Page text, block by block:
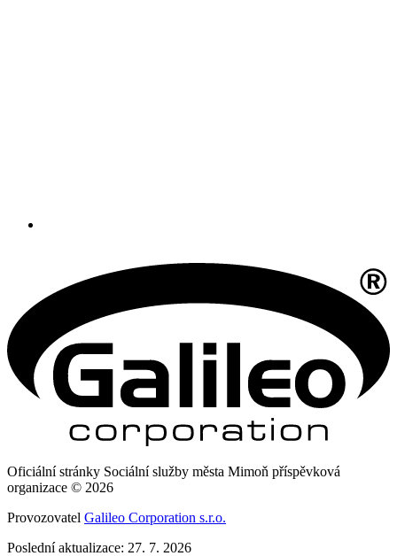
Oficiální stránky Sociální služby města Mimoň příspěvková
organizace © 2026
Provozovatel Galileo Corporation s.r.o.
Poslední aktualizace: 27. 7. 2026